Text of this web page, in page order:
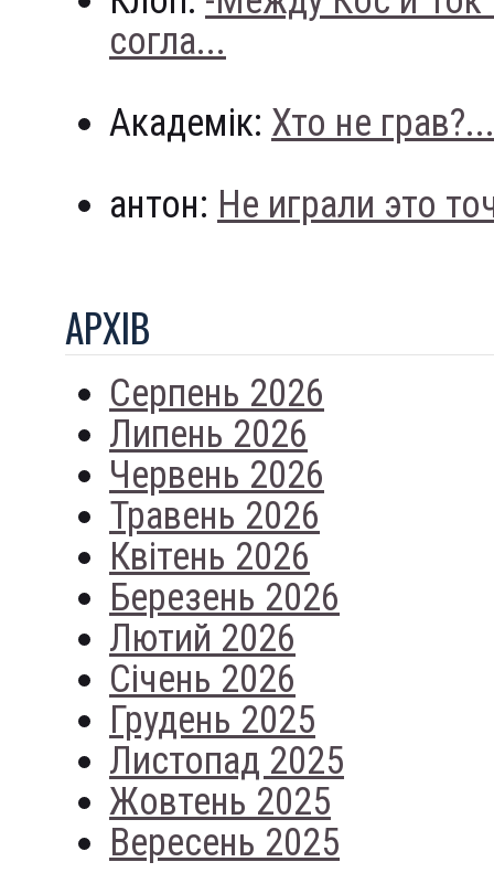
согла...
Академік: Хто не грав?...
антон: Не играли это
АРХIВ
Серпень 2026
Липень 2026
Червень 2026
Травень 2026
Квітень 2026
Березень 2026
Лютий 2026
Січень 2026
Грудень 2025
Листопад 2025
Жовтень 2025
Вересень 2025